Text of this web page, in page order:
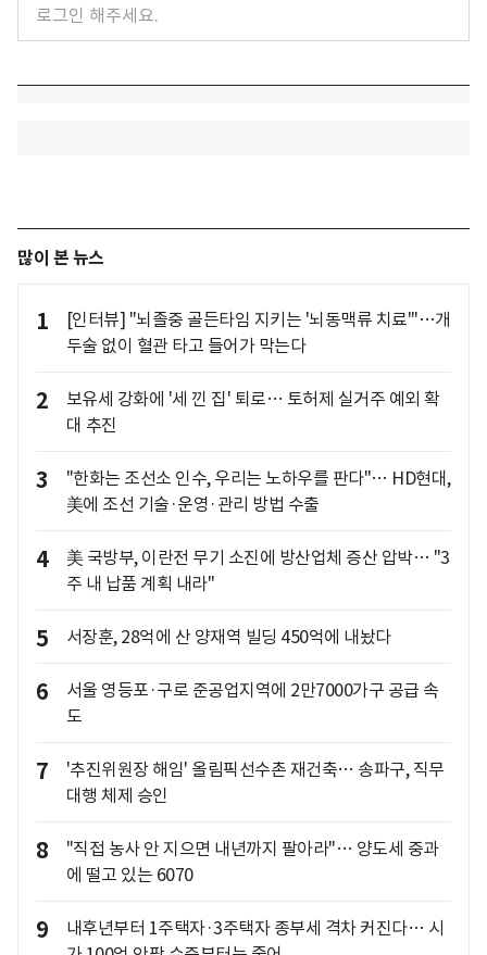
많이 본 뉴스
1
[인터뷰] "뇌졸중 골든타임 지키는 '뇌동맥류 치료'"…개
두술 없이 혈관 타고 들어가 막는다
2
보유세 강화에 '세 낀 집' 퇴로… 토허제 실거주 예외 확
대 추진
3
"한화는 조선소 인수, 우리는 노하우를 판다"… HD현대,
美에 조선 기술·운영·관리 방법 수출
4
美 국방부, 이란전 무기 소진에 방산업체 증산 압박… "3
주 내 납품 계획 내라"
5 서장훈, 28억에 산 양재역 빌딩 450억에 내놨다
6
서울 영등포·구로 준공업지역에 2만7000가구 공급 속
도
7
'추진위원장 해임' 올림픽선수촌 재건축… 송파구, 직무
대행 체제 승인
8
"직접 농사 안 지으면 내년까지 팔아라"… 양도세 중과
에 떨고 있는 6070
9
내후년부터 1주택자·3주택자 종부세 격차 커진다… 시